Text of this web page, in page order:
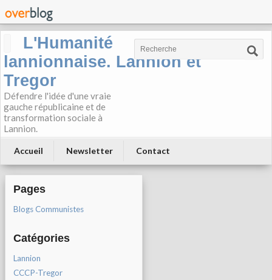
L'Humanité
lannionnaise. Lannion et
Tregor
Défendre l'idée d'une vraie
gauche républicaine et de
transformation sociale à
Lannion.
Accueil Newsletter Contact
Pages
Blogs Communistes
Catégories
Lannion
CCCP-Tregor